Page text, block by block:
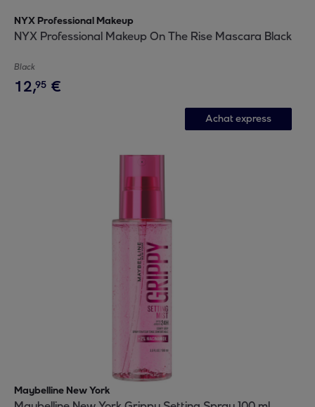
NYX Professional Makeup
NYX Professional Makeup On The Rise Mascara Black
Black
12,95 €
Achat express
Maybelline New York